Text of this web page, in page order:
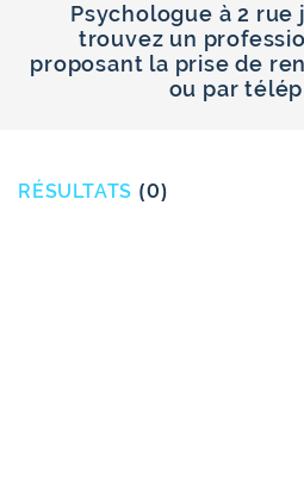
Psychologue à 2 rue
trouvez un
proposant la prise de
ou par
RÉSULTATS (0)